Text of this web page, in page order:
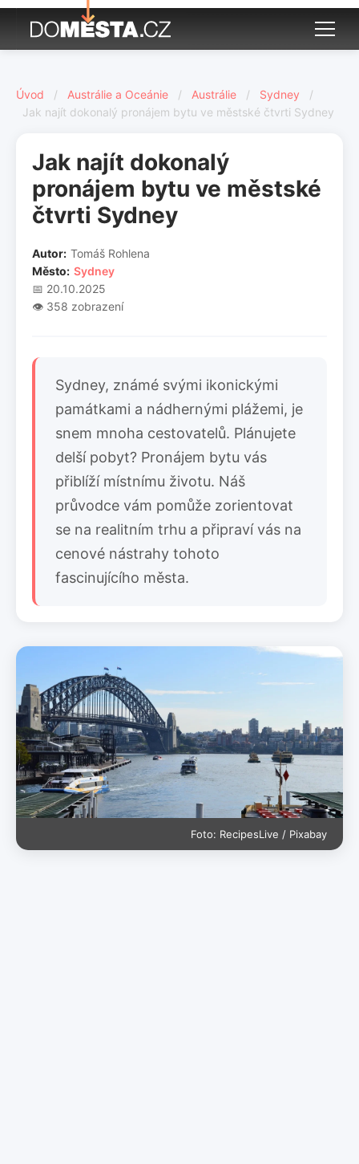
Úvod / Austrálie a Oceánie / Austrálie / Sydney
/
Jak najít dokonalý pronájem bytu ve městské čtvrti Sydney
Jak najít dokonalý
pronájem bytu ve městské
čtvrti Sydney
Autor: Tomáš Rohlena
Město: Sydney
📅 20.10.2025
👁️ 358 zobrazení
Sydney, známé svými ikonickými
památkami a nádhernými plážemi, je
snem mnoha cestovatelů. Plánujete
delší pobyt? Pronájem bytu vás
přiblíží místnímu životu. Náš
průvodce vám pomůže zorientovat
se na realitním trhu a připraví vás na
cenové nástrahy tohoto
fascinujícího města.
Foto: RecipesLive / Pixabay